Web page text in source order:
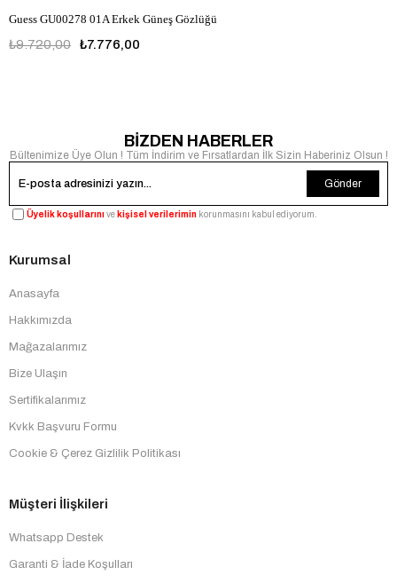
Guess GU00278 01A Erkek Güneş Gözlüğü
₺7.776,00
₺9.720,00
BİZDEN HABERLER
Bültenimize Üye Olun ! Tüm İndirim ve Fırsatlardan İlk Sizin Haberiniz Olsun !
Gönder
Üyelik koşullarınıve kişisel verilerimin korunmasını kabul ediyorum.
Kurumsal
Anasayfa
Hakkımızda
Mağazalarımız
Bize Ulaşın
Sertifikalarımız
Kvkk Başvuru Formu
Cookie & Çerez Gizlilik Politikası
Müşteri İlişkileri
Whatsapp Destek
Garanti & İade Koşulları